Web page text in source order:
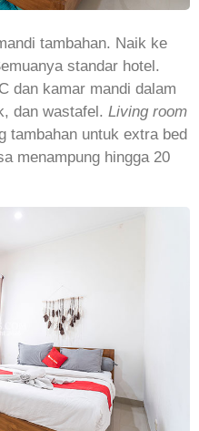
tambahan. Naik ke
standar hotel.
dan kamar mandi dalam
dan wastafel. Living room
tambahan untuk extra bed
menampung hingga 20